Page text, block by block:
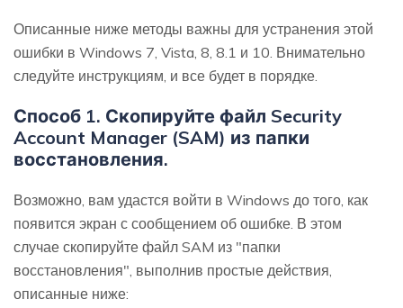
Описанные ниже методы важны для устранения этой
ошибки в Windows 7, Vista, 8, 8.1 и 10. Внимательно
следуйте инструкциям, и все будет в порядке.
Способ 1. Скопируйте файл Security
Account Manager (SAM) из папки
восстановления.
Возможно, вам удастся войти в Windows до того, как
появится экран с сообщением об ошибке. В этом
случае скопируйте файл SAM из "папки
восстановления", выполнив простые действия,
описанные ниже: